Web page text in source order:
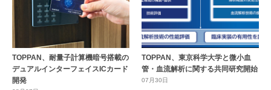
TOPPAN、耐量子計算機暗号搭載の
デュアルインターフェイスICカード
開発
TOPPAN、東京科学大学と微小血
管・血流解析に関する共同研究開始
07月30日